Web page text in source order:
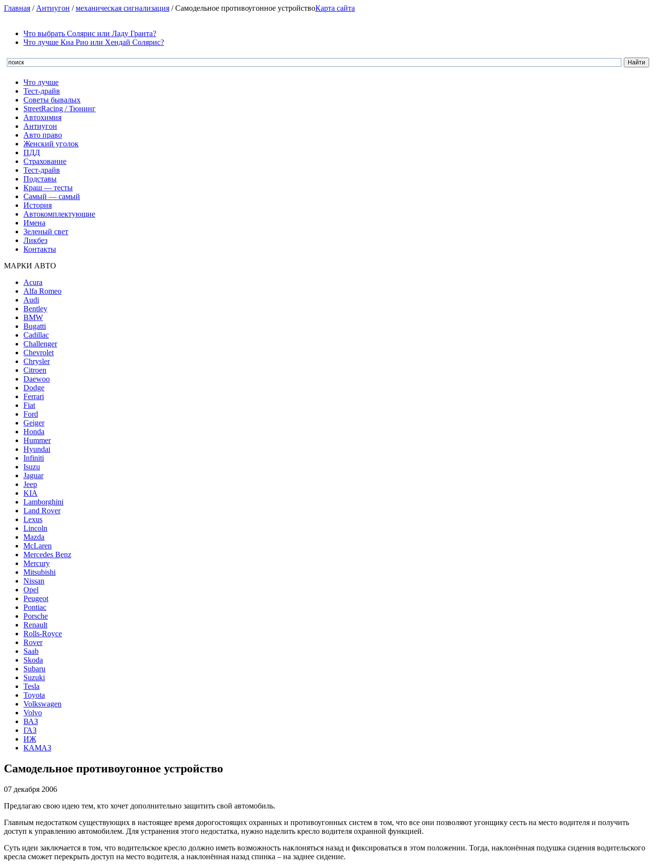
Главная / Антиугон /механическая сигнализация /Самодельное противоугонное устройствоКарта сайта
Что выбрать Солярис или Ладу Гранта?
Что лучше Киа Рио или Хендай Солярис?
Что лучше
Тест-драйв
Советы бывалых
StreetRacing / Тюнинг
Автохимия
Антиугон
Авто право
Женский уголок
ПДД
Страхование
Тест-драйв
Подставы
Краш — тесты
Самый — самый
История
Автокомплектующие
Имена
Зеленый свет
Ликбез
Контакты
МАРКИ АВТО
Acura
Alfa Romeo
Audi
Bentley
BMW
Bugatti
Cadillac
Challenger
Chevrolet
Chrysler
Citroen
Daewoo
Dodge
Ferrari
Fiat
Ford
Geiger
Honda
Hummer
Hyundai
Infiniti
Isuzu
Jaguar
Jeep
KIA
Lamborghini
Land Rover
Lexus
Lincoln
Mazda
McLaren
Mercedes Benz
Mercury
Mitsubishi
Nissan
Opel
Peugeot
Pontiac
Porsche
Renault
Rolls-Royce
Rover
Saab
Skoda
Subaru
Suzuki
Tesla
Toyota
Volkswagen
Volvo
ВАЗ
ГАЗ
ИЖ
КАМАЗ
Самодельное противоугонное устройство
07 декабря 2006
Предлагаю свою идею тем, кто хочет дополнительно защитить свой автомобиль.
Главным недостатком существующих в настоящее время дорогостоящих охранных и противоугонных систем в том, что все они позволяют угонщику сесть на место водителя и получить
доступ к управлению автомобилем. Для устранения этого недостатка, нужно наделить кресло водителя охранной функцией.
Суть идеи заключается в том, что водительское кресло должно иметь возможность наклоняться назад и фиксироваться в этом положении. Тогда, наклонённая подушка сидения водительского
кресла сможет перекрыть доступ на место водителя, а наклонённая назад спинка – на заднее сидение.